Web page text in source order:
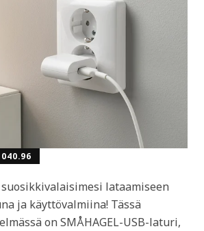
lataamiseen
ja käyttövalmiina! Tässä
on SMÅHAGEL-USB-laturi,